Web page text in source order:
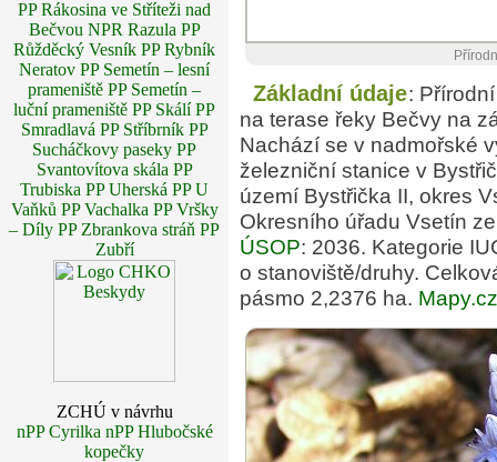
Základní údaje:
na terase řeky Bečvy na
Nachází se v nadmořské
železniční stanice v
území Bystřička II, okres
Okresního úřadu Vsetín
ÚSOP: 2036. Kategorie
o stanoviště/druhy.
pásmo 2,2376 ha. Mapy.cz
PP Rákosina ve Stříteži nad
Bečvou NPR Razula PP
Růžděcký Vesník PP Rybník
Neratov PP Semetín – lesní
prameniště PP Semetín –
luční prameniště PP Skálí PP
Smradlavá PP Stříbrník PP
Sucháčkovy paseky PP
Svantovítova skála PP
Trubiska PP Uherská PP U
Vaňků PP Vachalka PP Vršky
– Díly PP Zbrankova stráň PP
Zubří
ZCHÚ v návrhu
nPP Cyrilka nPP Hlubočské
kopečky